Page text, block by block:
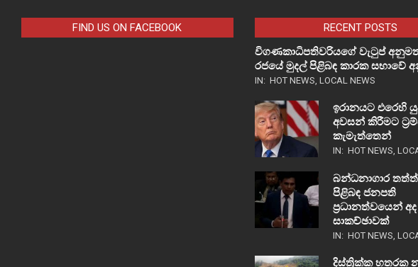
FIND US ON FACEBOOK
RECENT POSTS
විගණකාධිපතිවරියගේ වැටුප්
රජයේ මුදල් පිළිබඳ කාරක සභාවේ
IN: HOT NEWS, LOCAL NEWS
ඉරානයට එරෙහි
අවසන් කිරීමට
කැමැත්තෙන්
IN: HOT NEWS,
බන්ධනාගාර
පිළිබඳ ජනපති
ප්‍රධානත්වයෙන්
සාකච්ඡාවක්
IN: HOT NEWS,
දිස්ත්‍රික්ක හතරක